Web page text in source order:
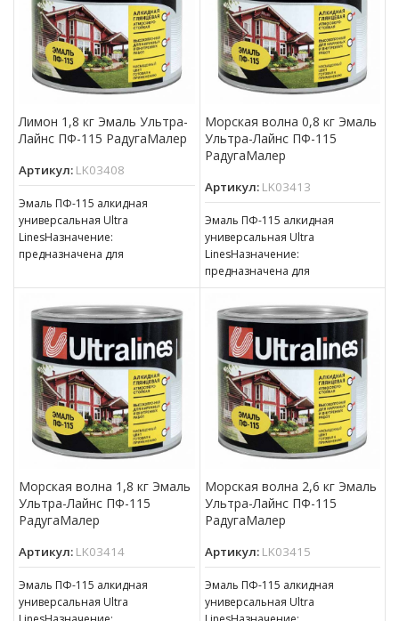
Лимон 1,8 кг Эмаль Ультра-
Лайнс ПФ-115 РадугаМалер
Артикул: LK03408
Эмаль ПФ-115 алкидная
универсальная Ultra
LinesНазначение:
предназначена для
металлических и других
поверхностей, подвергающихся
атмосферным воздействиям,
для окраски внутри
Морская волна 0,8 кг Эмаль
Ультра-Лайнс ПФ-115
РадугаМалер
Артикул: LK03413
Эмаль ПФ-115 алкидная
универсальная Ultra
LinesНазначение:
предназначена для
окрашивания деревянных,
металлических и других
поверхностей, подвергающихся
атмосферным воздействиям,
для окраски внутри
Морская волна 1,8 кг Эмаль
Ультра-Лайнс ПФ-115
РадугаМалер
Артикул: LK03414
Эмаль ПФ-115 алкидная
универсальная Ultra
Морская волна 2,6 кг Эмаль
Ультра-Лайнс ПФ-115
РадугаМалер
Артикул: LK03415
Эмаль ПФ-115 алкидная
универсальная Ultra